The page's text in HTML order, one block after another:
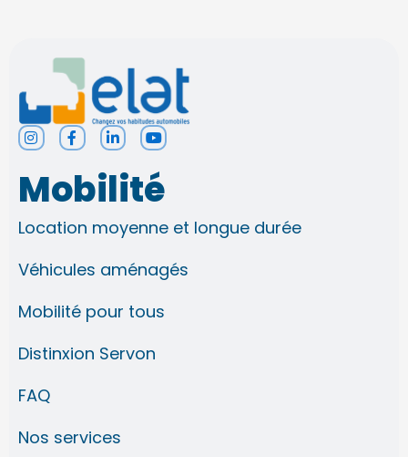
I
n
t
a
g
a
F
a
e
b
o
k
f
L
i
k
e
d
n
i
n
Y
o
t
u
b
Mobilité
Location moyenne et longue durée
Véhicules aménagés
Mobilité pour tous
Distinxion Servon
FAQ
Nos services